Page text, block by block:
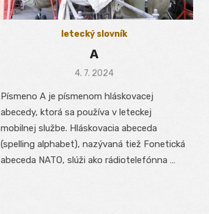
letecký slovník
A
Posted
4. 7. 2024
Písmeno A je písmenom hláskovacej
abecedy, ktorá sa používa v leteckej
mobilnej službe. Hláskovacia abeceda
(spelling alphabet), nazývaná tiež Fonetická
abeceda NATO, slúži ako rádiotelefónna …